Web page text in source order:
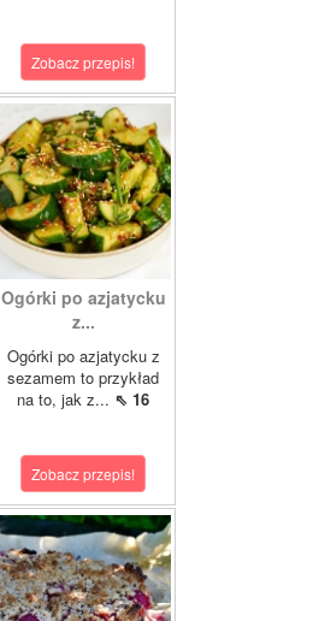
Zobacz przepis!
Ogórki po azjatycku
z...
Ogórki po azjatycku z
sezamem to przykład
na to, jak z... ⇖ 16
Zobacz przepis!